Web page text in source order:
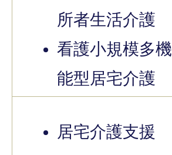
所者生活介護
看護小規模多機
能型居宅介護
居宅介護支援